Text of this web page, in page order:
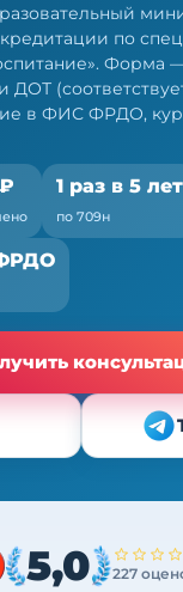
весь
№ 28-ФЗ
по
Форма
ДОТ
в ФИС ФРДО,
1 раз в 5 лет
по 709н
5,0 227